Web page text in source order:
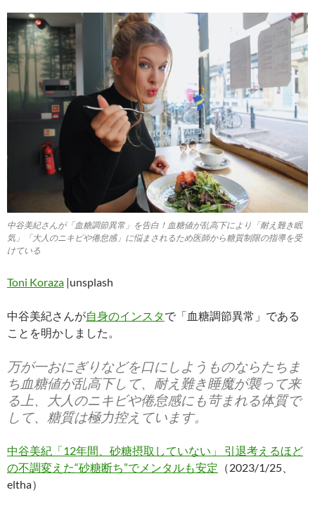
中谷美紀さんが「血糖調節異常」を告白！血糖値が乱高下により「耐え難き眠
気」「大人のニキビや倦怠感」に悩まされるため医師から糖質制限の指導を受
けている
Toni Koraza |unsplash
中谷美紀さんが自身のインスタで「血糖調節異常」である
ことを明かしました。
万が一おにぎりなどを口にしようものならたちま
ち血糖値が乱高下して、耐え難き睡魔が襲って来
る上、大人のニキビや倦怠感にも苛まれる体質で
して、糖質は極力控えています。
中谷美紀「12年間、砂糖摂取していない」 引退考えるほど
の不調変えた“砂糖断ち”でメンタルも安定 （2023/1/25、
eltha）